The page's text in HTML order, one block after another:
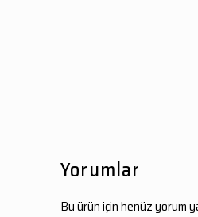
Yorumlar
Bu ürün için henüz yorum